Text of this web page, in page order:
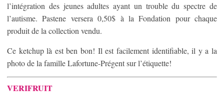
l’intégration des jeunes adultes ayant un trouble du spectre de
l’autisme. Pastene versera 0,50$ à la Fondation pour chaque
produit de la collection vendu.
Ce ketchup là est ben bon! Il est facilement identifiable, il y a la
photo de la famille Lafortune-Prégent sur l’étiquette!
VERIFRUIT